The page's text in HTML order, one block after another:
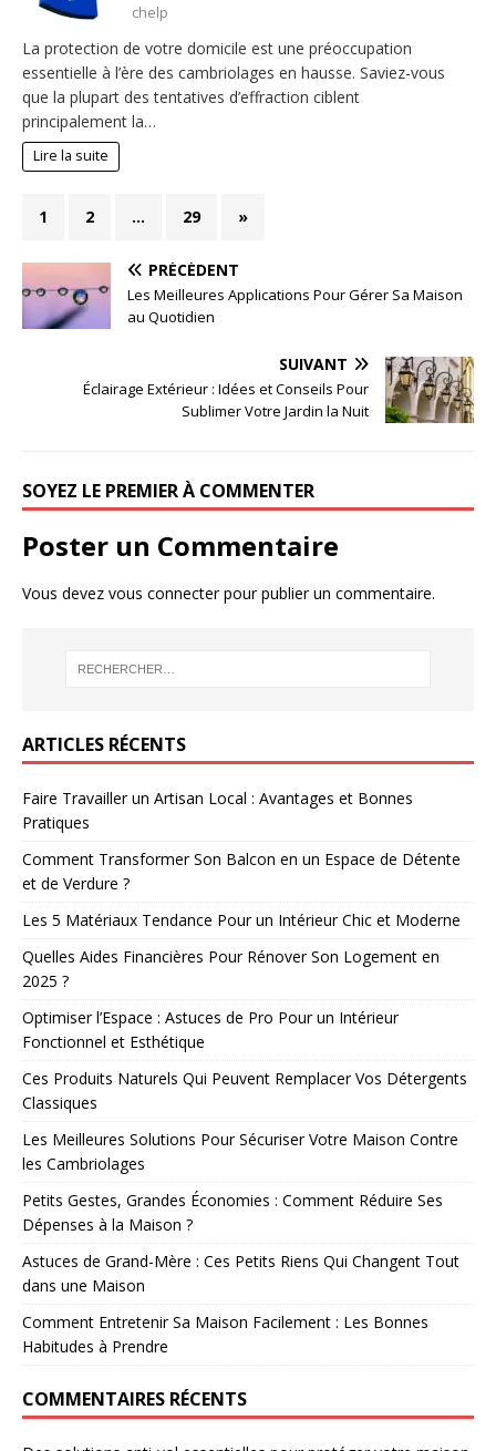
chelp
La protection de votre domicile est une préoccupation
essentielle à l’ère des cambriolages en hausse. Saviez-vous
que la plupart des tentatives d’effraction ciblent
principalement la…
Lire la suite
1 2 … 29 »
PRÉCÉDENT
Les Meilleures Applications Pour Gérer Sa Maison
au Quotidien
SUIVANT
Éclairage Extérieur : Idées et Conseils Pour
Sublimer Votre Jardin la Nuit
SOYEZ LE PREMIER À COMMENTER
Poster un Commentaire
Vous devez vous connecterpour publier un commentaire.
ARTICLES RÉCENTS
Faire Travailler un Artisan Local : Avantages et Bonnes
Pratiques
Comment Transformer Son Balcon en un Espace de Détente
et de Verdure ?
Les 5 Matériaux Tendance Pour un Intérieur Chic et Moderne
Quelles Aides Financières Pour Rénover Son Logement en
2025 ?
Optimiser l’Espace : Astuces de Pro Pour un Intérieur
Fonctionnel et Esthétique
Ces Produits Naturels Qui Peuvent Remplacer Vos Détergents
Classiques
Les Meilleures Solutions Pour Sécuriser Votre Maison Contre
les Cambriolages
Petits Gestes, Grandes Économies : Comment Réduire Ses
Dépenses à la Maison ?
Astuces de Grand-Mère : Ces Petits Riens Qui Changent Tout
dans une Maison
Comment Entretenir Sa Maison Facilement : Les Bonnes
Habitudes à Prendre
COMMENTAIRES RÉCENTS